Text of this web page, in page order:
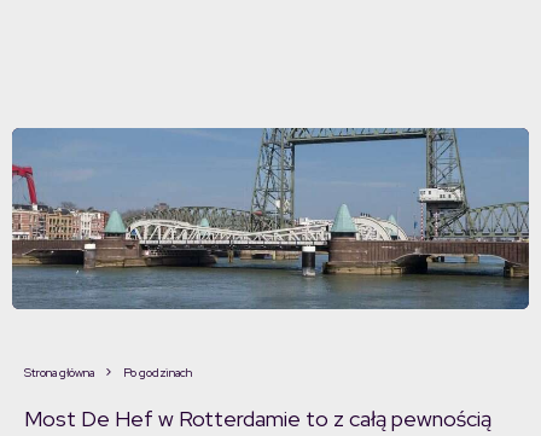
Strona główna Po godzinach
Most De Hef w Rotterdamie to z całą pewnością